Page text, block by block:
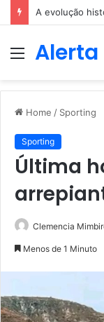
A evolução
Menu
Home / Sporting
Sporting
Última
Clemencia
Menos de 1 Minuto